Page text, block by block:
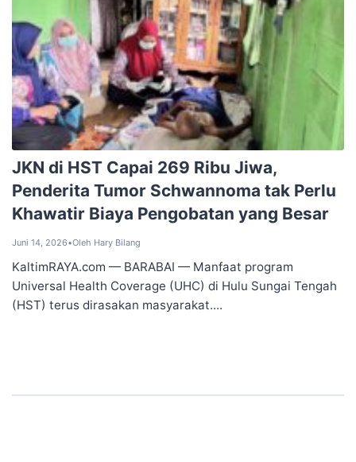
JKN di HST Capai 269 Ribu Jiwa,
Penderita Tumor Schwannoma tak Perlu
Khawatir ‎Biaya Pengobatan yang Besar
Juni 14, 2026•Oleh Hary Bilang
KaltimRAYA.com — ‎BARABAI — Manfaat program
Universal Health Coverage (UHC) di Hulu Sungai Tengah
(HST) terus dirasakan masyarakat....